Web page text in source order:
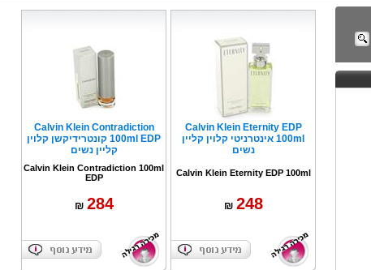
Calvin Klein Eternity EDP
100ml אינטרניטי קלוין קליין
נשים
Calvin Klein Eternity EDP 100ml
248
₪
Calvin Klein Contradiction
100ml EDP קונטרידיקשן קלוין
קליין נשים
Calvin Klein Contradiction 100ml
EDP
284
₪